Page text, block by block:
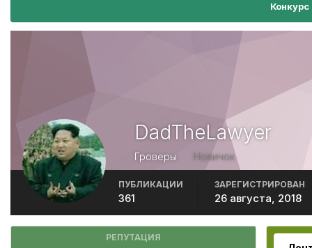
DadTheLawyer
Гроверы Новичок
ПУБЛИКАЦИИ
361
ЗАРЕГИСТРИРОВАН
26 августа, 2018
РЕПУТАЦИЯ